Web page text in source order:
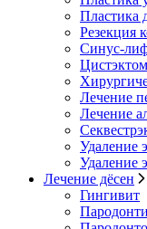
Пластика
Резекция
Синус-
Лечение
Лечение
Удаление
Удаление
Лечение дёсен
Гингивит